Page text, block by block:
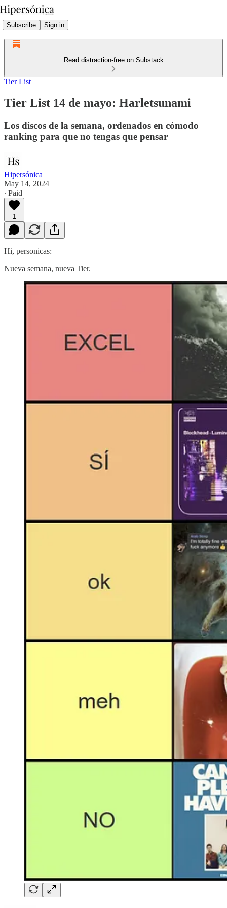
Subscribe Sign in
Read distraction-free on Substack
Tier List
Tier List 14 de mayo: Harletsunami
Los discos de la semana, ordenados en cómodo
ranking para que no tengas que pensar
Hipersónica
May 14, 2024
∙ Paid
1
Hi, personicas:
Nueva semana, nueva Tier.